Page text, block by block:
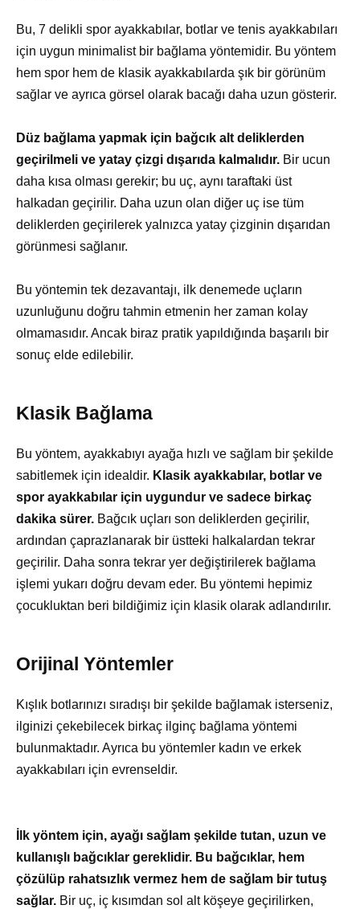
Bu, 7 delikli spor ayakkabılar, botlar ve tenis ayakkabıları
için uygun minimalist bir bağlama yöntemidir. Bu yöntem
hem spor hem de klasik ayakkabılarda şık bir görünüm
sağlar ve ayrıca görsel olarak bacağı daha uzun gösterir.
Düz bağlama yapmak için bağcık alt deliklerden
geçirilmeli ve yatay çizgi dışarıda kalmalıdır. Bir ucun
daha kısa olması gerekir; bu uç, aynı taraftaki üst
halkadan geçirilir. Daha uzun olan diğer uç ise tüm
deliklerden geçirilerek yalnızca yatay çizginin dışarıdan
görünmesi sağlanır.
Bu yöntemin tek dezavantajı, ilk denemede uçların
uzunluğunu doğru tahmin etmenin her zaman kolay
olmamasıdır. Ancak biraz pratik yapıldığında başarılı bir
sonuç elde edilebilir.
Klasik Bağlama
Bu yöntem, ayakkabıyı ayağa hızlı ve sağlam bir şekilde
sabitlemek için idealdir. Klasik ayakkabılar, botlar ve
spor ayakkabılar için uygundur ve sadece birkaç
dakika sürer. Bağcık uçları son deliklerden geçirilir,
ardından çaprazlanarak bir üstteki halkalardan tekrar
geçirilir. Daha sonra tekrar yer değiştirilerek bağlama
işlemi yukarı doğru devam eder. Bu yöntemi hepimiz
çocukluktan beri bildiğimiz için klasik olarak adlandırılır.
Orijinal Yöntemler
Kışlık botlarınızı sıradışı bir şekilde bağlamak isterseniz,
ilginizi çekebilecek birkaç ilginç bağlama yöntemi
bulunmaktadır. Ayrıca bu yöntemler kadın ve erkek
ayakkabıları için evrenseldir.
İlk yöntem için, ayağı sağlam şekilde tutan, uzun ve
kullanışlı bağcıklar gereklidir. Bu bağcıklar, hem
çözülüp rahatsızlık vermez hem de sağlam bir tutuş
sağlar. Bir uç, iç kısımdan sol alt köşeye geçirilirken,